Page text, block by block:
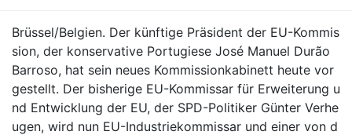
Brüssel/Belgien. Der künftige Präsident der EU-Kommis
sion, der konservative Portugiese José Manuel Durão
Barroso, hat sein neues Kommissionkabinett heute vor
gestellt. Der bisherige EU-Kommissar für Erweiterung u
nd Entwicklung der EU, der SPD-Politiker Günter Verhe
ugen, wird nun EU-Industriekommissar und einer von d